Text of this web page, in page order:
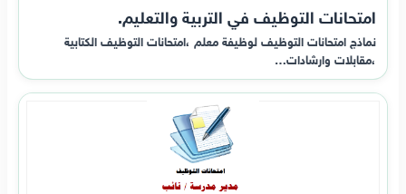
امتحانات التوظيف في التربية والتعليم.
نماذج امتحانات التوظيف لوظيفة معلم ،امتحانات التوظيف الكتابية
،مقابلات وارشادات…